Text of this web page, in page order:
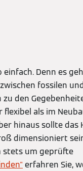
Denn es
fossilen und
den
als im
hinaus sollte das
dimensioniert
stets um geprüfte
erfahren Sie,